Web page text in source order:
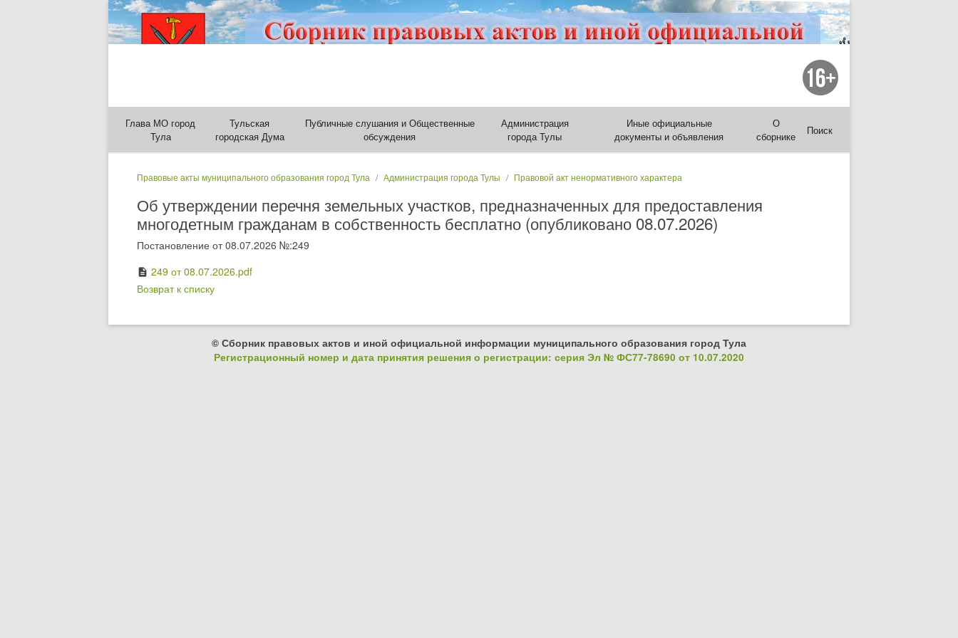
Глава МО город
Тула
Тульская
городская Дума
Публичные слушания и Общественные
обсуждения
Администрация
города Тулы
Иные официальные
документы и объявления
О
сборнике
Поиск
Правовые акты муниципального образования город Тула Администрация города Тулы Правовой акт ненормативного характера
Об утверждении перечня земельных участков, предназначенных для предоставления
многодетным гражданам в собственность бесплатно (опубликовано 08.07.2026)
Постановление от 08.07.2026 №:249
description 249 от 08.07.2026.pdf
Возврат к списку
© Сборник правовых актов и иной официальной информации муниципального образования город Тула
Регистрационный номер и дата принятия решения о регистрации: серия Эл № ФС77-78690 от 10.07.2020